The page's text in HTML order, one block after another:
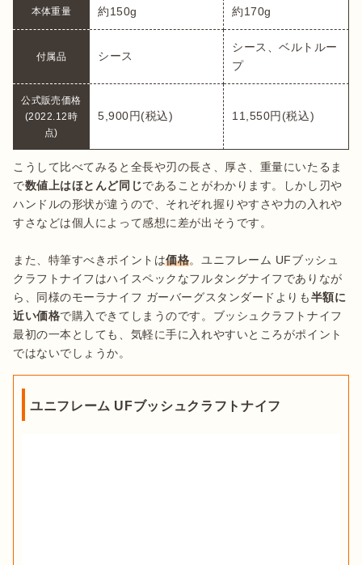
本体重量 約150g 約170g
付属品 シース
シース、ベルトルー
プ
公式販売価格
(2022.12時
点)
5,900円(税込) 11,550円(税込)
こうして比べてみると全長や刃の長さ、厚さ、重量にいたるま
で数値上はほとんど同じであることがわかります。しかし刃や
ハンドルの形状が違うので、それぞれ握りやすさや力の入れや
すさなどは個人によって感想に差が出そうです。
また、特筆すべきポイントは価格。ユニフレーム UFブッシュ
クラフトナイフはハイスペックなフルタングナイフでありなが
ら、同様のモーラナイフ ガーバーグスタンダードよりも半額に
近い価格で購入できてしまうのです。ブッシュクラフトナイフ
最初の一本としても、気軽に手に入れやすいところがポイント
ではないでしょうか。
ユニフレーム UFブッシュクラフトナイフ